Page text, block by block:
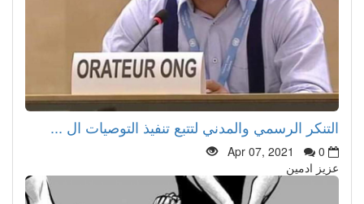
التنكر الرسمي والمدني لتتبع تنفيذ التوصيات ال ...
Apr 07, 2021
0
عزيز ادمين